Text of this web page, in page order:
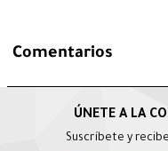
Comentarios
Suscríbete y